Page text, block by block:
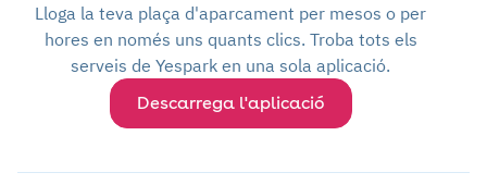
Lloga la teva plaça d'aparcament per mesos o per
hores en només uns quants clics. Troba tots els
serveis de Yespark en una sola aplicació.
Descarrega l'aplicació